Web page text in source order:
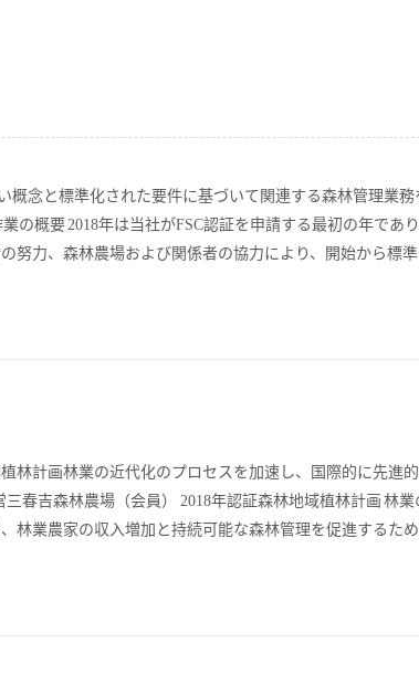
概念と標準化された要件に基づいて関連する森林管理業務
の概要 2018年は当社がFSC認証を申請する最初の年であ
努力、森林農場および関係者の協力により、開始から標
林計画林業の近代化のプロセスを加速し、国際的に先進
春吉森林農場（会員） 2018年認証森林地域植林計画 林業
林業農家の収入増加と持続可能な森林管理を促進するた